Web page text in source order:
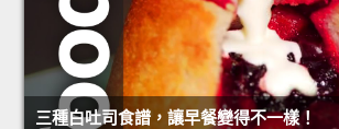
三種白吐司食譜，讓早餐變得不一樣！